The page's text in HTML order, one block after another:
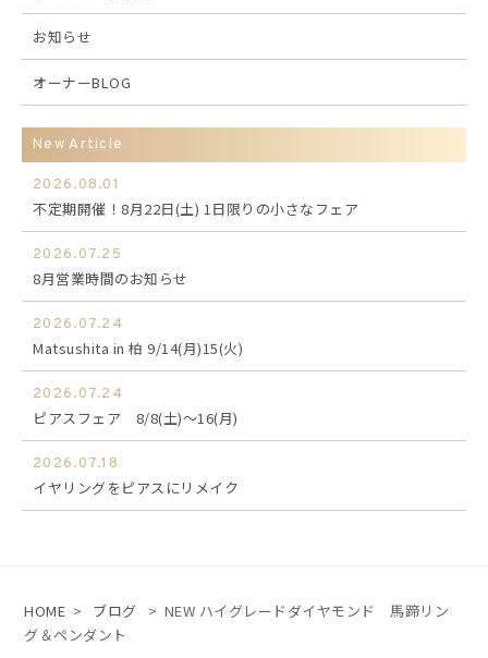
お知らせ
オーナーBLOG
New Article
2026.08.01
不定期開催！8月22日(土) 1日限りの小さなフェア
2026.07.25
8月営業時間のお知らせ
2026.07.24
Matsushita in 柏 9/14(月)15(火)
2026.07.24
ピアスフェア 8/8(土)～16(月)
2026.07.18
イヤリングをピアスにリメイク
HOME > ブログ > NEW ハイグレードダイヤモンド 馬蹄リン
グ＆ペンダント